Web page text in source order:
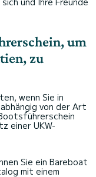
um
zu
wenn Sie in
von der Art
einer UKW-
Sie ein Bareboat
mit einem